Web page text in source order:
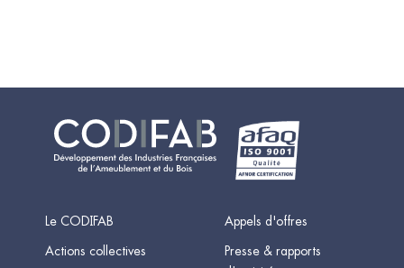
Le CODIFAB
Actions collectives
Appels d'offres
Presse & rapports